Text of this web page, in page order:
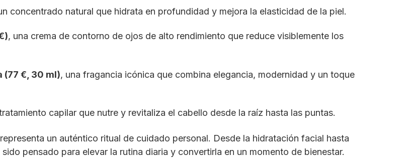
concentrado natural que hidrata en profundidad y mejora la elasticidad de la piel.
, una crema de contorno de ojos de alto rendimiento que reduce visiblemente los
(77 €, 30 ml), una fragancia icónica que combina elegancia, modernidad y un toque
capilar que nutre y revitaliza el cabello desde la raíz hasta las puntas.
representa un auténtico ritual de cuidado personal. Desde la hidratación facial hasta
pensado para elevar la rutina diaria y convertirla en un momento de bienestar.